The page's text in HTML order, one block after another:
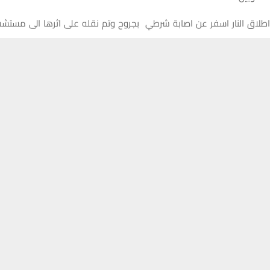
النار اسفر عن اصابة شرطي بجروح وتم نقله على اثرها الى